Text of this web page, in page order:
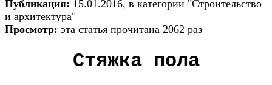
Публикация: 15.01.2016, в категории "Строительство
и архитектура"
Просмотр: эта статья прочитана 2062 раз
Стяжка пола